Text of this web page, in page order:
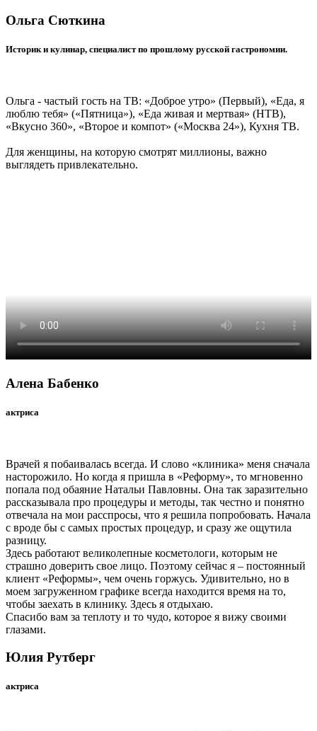
Ольга Сюткина
Историк и кулинар, специалист по прошлому русской гастрономии.
Ольга - частый гость на ТВ: «Доброе утро» (Первый), «Еда, я
люблю тебя» («Пятница»), «Еда живая и мертвая» (НТВ),
«Вкусно 360», «Второе и компот» («Москва 24»), Кухня ТВ.
Для женщины, на которую смотрят миллионы, важно
выглядеть привлекательно.
Алена Бабенко
актриса
Врачей я побаивалась всегда. И слово «клиника» меня сначала
насторожило. Но когда я пришла в «Реформу», то мгновенно
попала под обаяние Натальи Павловны. Она так заразительно
рассказывала про процедуры и методы, так честно и понятно
отвечала на мои расспросы, что я решила попробовать. Начала
с вроде бы с самых простых процедур, и сразу же ощутила
разницу.
Здесь работают великолепные косметологи, которым не
страшно доверить свое лицо. Поэтому сейчас я – постоянный
клиент «Реформы», чем очень горжусь. Удивительно, но в
моем загруженном графике всегда находится время на то,
чтобы заехать в клинику. Здесь я отдыхаю.
Спасибо вам за теплоту и то чудо, которое я вижу своими
глазами.
Юлия Рутберг
актриса